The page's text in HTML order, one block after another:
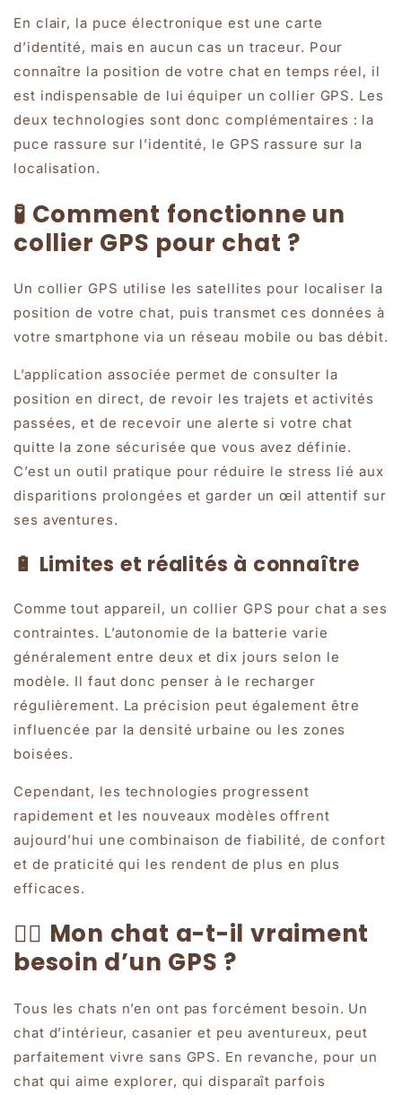
En clair, la puce électronique est une carte
d’identité, mais en aucun cas un traceur. Pour
connaître la position de votre chat en temps réel, il
est indispensable de lui équiper un collier GPS. Les
deux technologies sont donc complémentaires : la
puce rassure sur l’identité, le GPS rassure sur la
localisation.
🧪 Comment fonctionne un
collier GPS pour chat ?
Un collier GPS utilise les satellites pour localiser la
position de votre chat, puis transmet ces données à
votre smartphone via un réseau mobile ou bas débit.
L’application associée permet de consulter la
position en direct, de revoir les trajets et activités
passées, et de recevoir une alerte si votre chat
quitte la zone sécurisée que vous avez définie.
C’est un outil pratique pour réduire le stress lié aux
disparitions prolongées et garder un œil attentif sur
ses aventures.
🔋 Limites et réalités à connaître
Comme tout appareil, un collier GPS pour chat a ses
contraintes. L’autonomie de la batterie varie
généralement entre deux et dix jours selon le
modèle. Il faut donc penser à le recharger
régulièrement. La précision peut également être
influencée par la densité urbaine ou les zones
boisées.
Cependant, les technologies progressent
rapidement et les nouveaux modèles offrent
aujourd’hui une combinaison de fiabilité, de confort
et de praticité qui les rendent de plus en plus
efficaces.
🧍‍♀️ Mon chat a-t-il vraiment
besoin d’un GPS ?
Tous les chats n’en ont pas forcément besoin. Un
chat d’intérieur, casanier et peu aventureux, peut
parfaitement vivre sans GPS. En revanche, pour un
chat qui aime explorer, qui disparaît parfois